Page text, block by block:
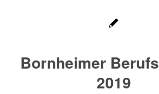
Bornheimer
2019